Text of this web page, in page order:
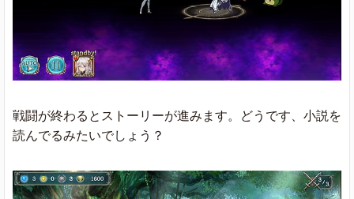
戦闘が終わるとストーリーが進みます。どうです、小説を
読んでるみたいでしょう？